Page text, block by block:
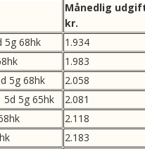
Månedlig
kr.
5g 68hk
1.934
1.983
5g 68hk
2.058
5d 5g 65hk
2.081
2.118
2.183